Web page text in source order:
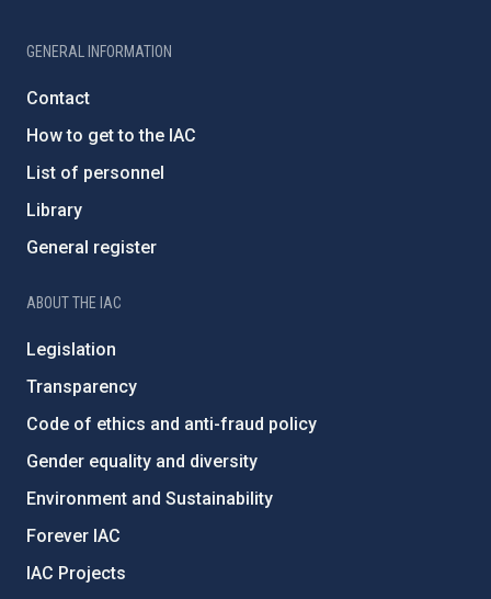
GENERAL INFORMATION
Contact
How to get to the IAC
List of personnel
Library
General register
ABOUT THE IAC
Legislation
Transparency
Code of ethics and anti-fraud policy
Gender equality and diversity
Environment and Sustainability
Forever IAC
IAC Projects